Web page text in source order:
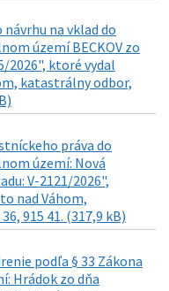
na vklad do
území BECKOV zo
2026", ktoré vydal
katastrálny odbor,
práva do
území: Nová
V-2121/2026",
nad Váhom,
915 41. (317,9 kB)
podľa § 33 Zákona
Hrádok zo dňa